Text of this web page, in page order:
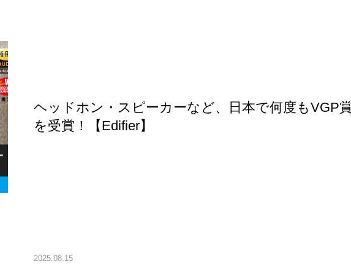
ヘッドホン・スピーカーなど、日本で何度もVGP
を受賞！【Edifier】
2025.08.15